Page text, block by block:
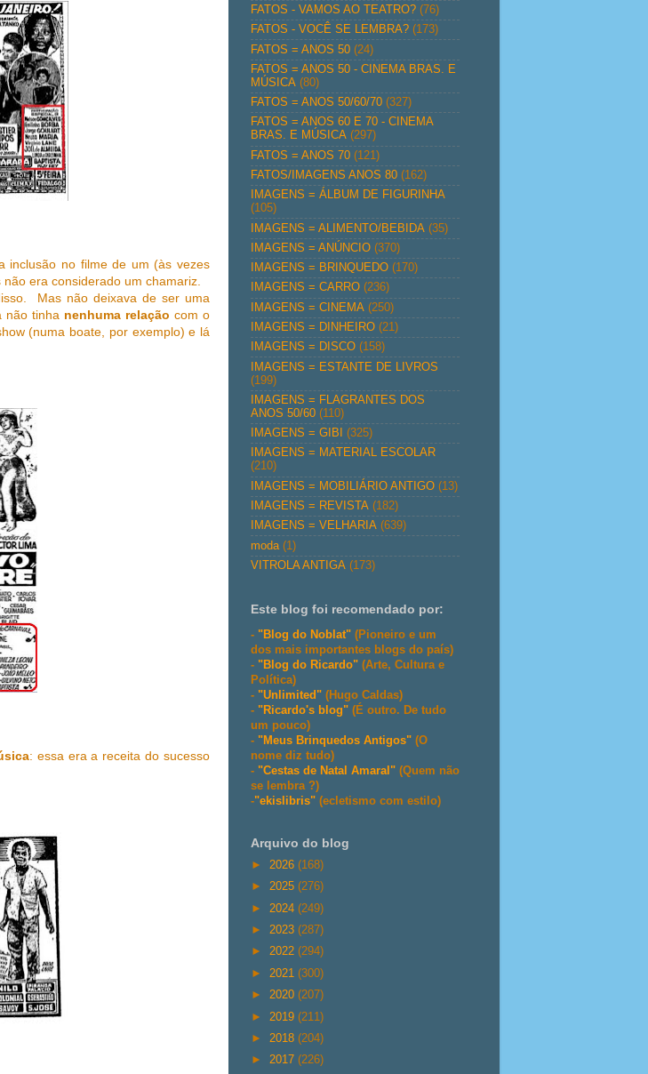
inclusão no filme de um (às vezes
era considerado um chamariz.
Mas não deixava de ser uma
não tinha nenhuma relação com o
(numa boate, por exemplo) e lá
: essa era a receita do sucesso
FATOS - VAMOS AO TEATRO? (76)
FATOS - VOCÊ SE LEMBRA? (173)
FATOS = ANOS 50 (24)
FATOS = ANOS 50 - CINEMA BRAS. E
MÚSICA (80)
FATOS = ANOS 50/60/70 (327)
FATOS = ANOS 60 E 70 - CINEMA
BRAS. E MÚSICA (297)
FATOS = ANOS 70 (121)
FATOS/IMAGENS ANOS 80 (162)
IMAGENS = ÁLBUM DE FIGURINHA
(105)
IMAGENS = ALIMENTO/BEBIDA (35)
IMAGENS = ANÚNCIO (370)
IMAGENS = BRINQUEDO (170)
IMAGENS = CARRO (236)
IMAGENS = CINEMA (250)
IMAGENS = DINHEIRO (21)
IMAGENS = DISCO (158)
IMAGENS = ESTANTE DE LIVROS
(199)
IMAGENS = FLAGRANTES DOS
ANOS 50/60 (110)
IMAGENS = GIBI
(325)
IMAGENS = MATERIAL ESCOLAR
(210)
IMAGENS = MOBILIÁRIO ANTIGO (13)
IMAGENS = REVISTA (182)
IMAGENS = VELHARIA (639)
moda (1)
VITROLA ANTIGA (173)
Este blog foi recomendado por:
- "Blog do Noblat" (Pioneiro e um
dos mais importantes blogs do país)
- "Blog do Ricardo" (Arte, Cultura e
Política)
- "Unlimited" (Hugo Caldas)
- "Ricardo's blog" (É outro. De tudo
um pouco)
- "Meus Brinquedos Antigos" (O
nome diz tudo)
- "Cestas de Natal Amaral" (Quem não
se lembra ?)
-"ekislibris" (ecletismo com estilo)
Arquivo do blog
► 2026 (168)
► 2025 (276)
► 2024 (249)
► 2023 (287)
► 2022 (294)
► 2021 (300)
► 2020 (207)
► 2019 (211)
► 2018 (204)
► 2017 (226)